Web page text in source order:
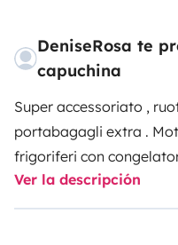
DeniseRosa te
capuchina
Super accessoriato ,
portabagagli extra .
frigoriferi con
campeggio, ruote
condizionata (220w).
Ver la descripción